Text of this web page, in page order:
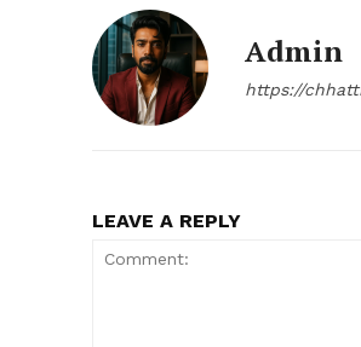
Admin
https://
LEAVE A REPLY